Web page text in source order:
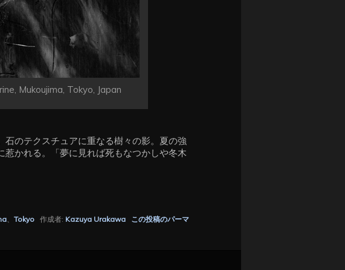
Mukoujima, Tokyo, Japan
のテクスチュアに重なる樹々の影。夏の強
かれる。「夢に見れば死もなつかしや冬木
Tokyo 作成者: Kazuya Urakawa
この投稿のパーマ